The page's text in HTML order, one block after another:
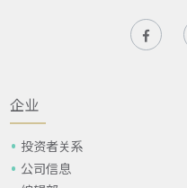
企业
投资者关系
公司信息